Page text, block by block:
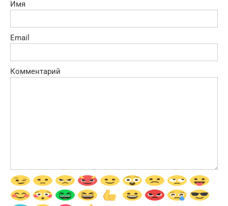
Имя
Email
Комментарий